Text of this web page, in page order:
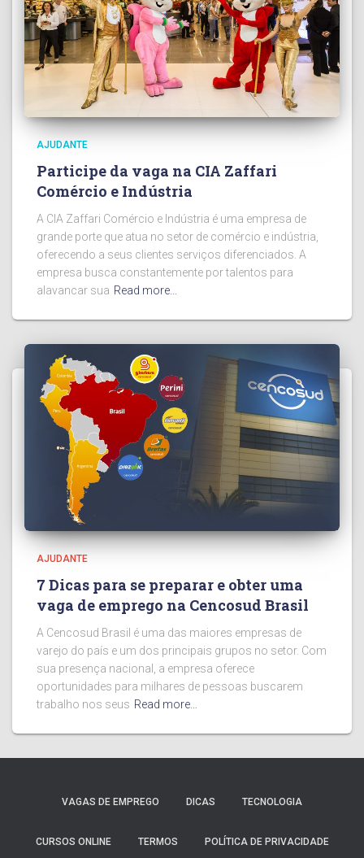
AJUDANTE
Participe da vaga na CIA Zaffari
Comércio e Indústria
A CIA Zaffari Comércio e Indústria é uma empresa de
grande porte que atua no setor de comércio e indústria,
oferecendo a seus clientes serviços diferenciados. A
empresa busca constantemente por talentos para
alavancar sua Read more…
AJUDANTE
7 Dicas para se preparar e obter uma
vaga de emprego na Cencosud Brasil
A Cencosud Brasil é uma das maiores empresas de
varejo do país e um dos principais grupos no setor. Com
sua presença nacional, a empresa oferece
oportunidades para milhares de pessoas buscarem
trabalho nos seus Read more…
VAGAS DE EMPREGO DICAS TECNOLOGIA
CURSOS ONLINE TERMOS POLÍTICA DE PRIVACIDADE